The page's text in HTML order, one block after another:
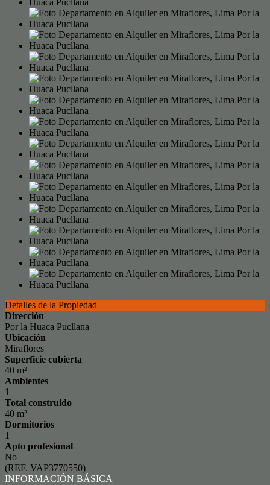
Detalles de la Propiedad
Dirección
Por la Huaca Pucllana
Ubicación
Miraflores
Superficie cubierta
40 m²
Ambientes
1
Total construido
40 m²
Dormitorios
1
Apto profesional
No
(REF. VAP3770550)
INFORMACIÓN BÁSICA